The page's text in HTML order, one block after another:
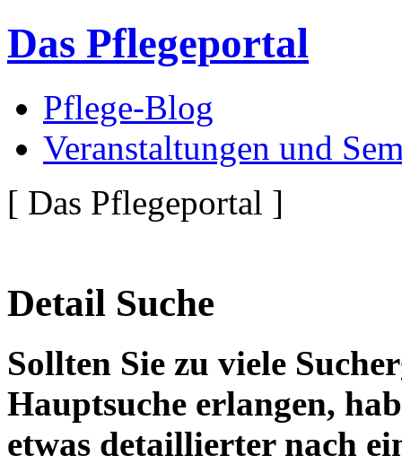
Das Pflegeportal
Pflege-Blog
Veranstaltungen und
[ Das Pflegeportal ]
Detail Suche
Sollten Sie zu viele
Hauptsuche erlangen,
etwas detaillierter nach